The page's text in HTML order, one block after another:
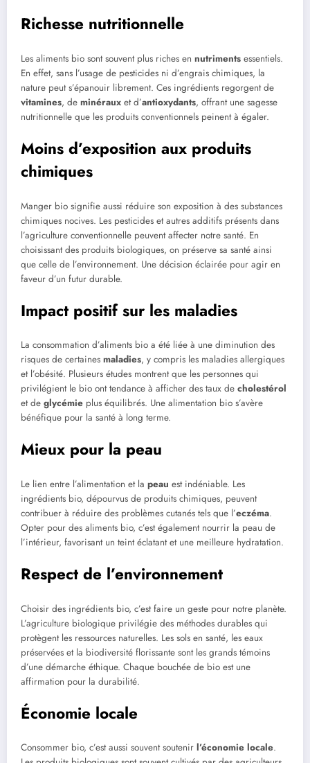
Richesse nutritionnelle
Les aliments bio sont souvent plus riches en nutriments essentiels.
En effet, sans l’usage de pesticides ni d’engrais chimiques, la
nature peut s’épanouir librement. Ces ingrédients regorgent de
vitamines, de minéraux et d’antioxydants, offrant une sagesse
nutritionnelle que les produits conventionnels peinent à égaler.
Moins d’exposition aux produits
chimiques
Manger bio signifie aussi réduire son exposition à des substances
chimiques nocives. Les pesticides et autres additifs présents dans
l’agriculture conventionnelle peuvent affecter notre santé. En
choisissant des produits biologiques, on préserve sa santé ainsi
que celle de l’environnement. Une décision éclairée pour agir en
faveur d’un futur durable.
Impact positif sur les maladies
La consommation d’aliments bio a été liée à une diminution des
risques de certaines maladies, y compris les maladies allergiques
et l’obésité. Plusieurs études montrent que les personnes qui
privilégient le bio ont tendance à afficher des taux de cholestérol
et de glycémie plus équilibrés. Une alimentation bio s’avère
bénéfique pour la santé à long terme.
Mieux pour la peau
Le lien entre l’alimentation et la peau est indéniable. Les
ingrédients bio, dépourvus de produits chimiques, peuvent
contribuer à réduire des problèmes cutanés tels que l’eczéma.
Opter pour des aliments bio, c’est également nourrir la peau de
l’intérieur, favorisant un teint éclatant et une meilleure hydratation.
Respect de l’environnement
Choisir des ingrédients bio, c’est faire un geste pour notre planète.
L’agriculture biologique privilégie des méthodes durables qui
protègent les ressources naturelles. Les sols en santé, les eaux
préservées et la biodiversité florissante sont les grands témoins
d’une démarche éthique. Chaque bouchée de bio est une
affirmation pour la durabilité.
Économie locale
Consommer bio, c’est aussi souvent soutenir l’économie locale.